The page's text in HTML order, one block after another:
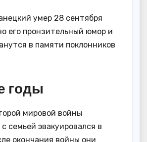
умер 28 сентября
его пронзительный юмор и
в памяти поклонников
годы
мировой войны
семьей эвакуировался в
окончания войны они